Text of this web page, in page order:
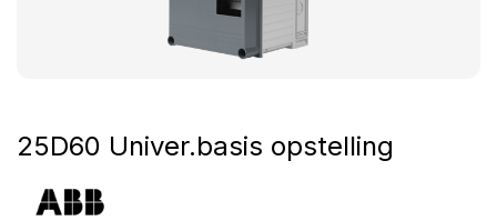
25D60 Univer.basis opstelling